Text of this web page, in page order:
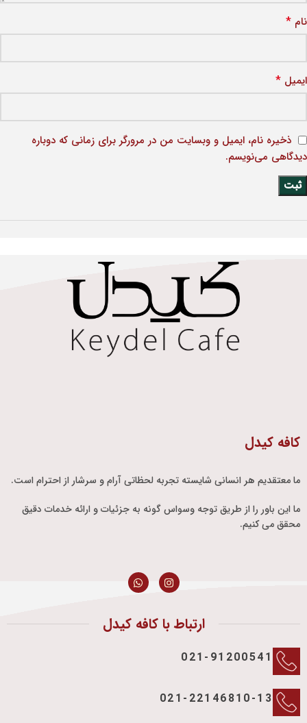
نام *
ایمیل *
ذخیره نام، ایمیل و وبسایت من در مرورگر برای زمانی که دوباره
دیدگاهی می‌نویسم.
کافه کیدل
ما معتقدیم هر انسانی شایسته تجربه لحظاتی آرام و سرشار از احترام است.
ما این باور را از طریق توجه وسواس گونه به جزئیات و ارائه خدمات دقیق
محقق می کنیم.
ارتباط با کافه کیدل
021-91200541
021-22146810-13